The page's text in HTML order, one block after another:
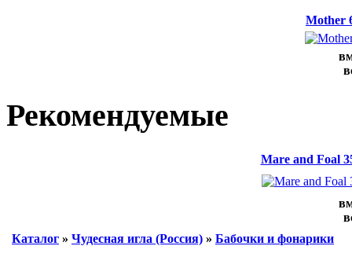
Mother
Рекомендуемые
Mare and Foal
Каталог » Чудесная игла (Россия) » Бабочки и фонарики